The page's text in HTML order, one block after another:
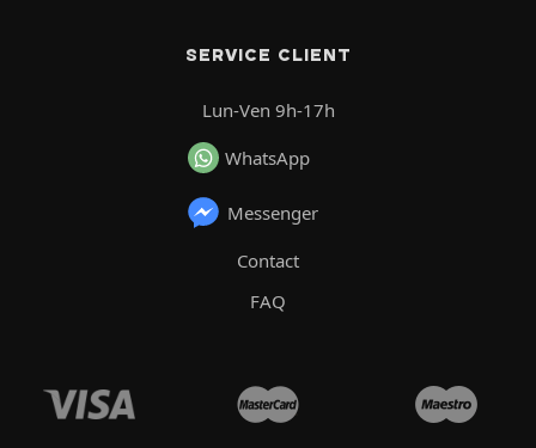
SERVICE CLIENT
Lun-Ven 9h-17h
WhatsApp
Messenger
Contact
FAQ